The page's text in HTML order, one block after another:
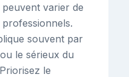
peuvent varier de
souvent par
le sérieux du
le